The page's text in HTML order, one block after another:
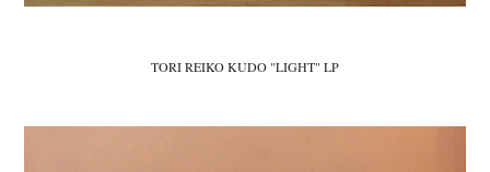
TORI REIKO KUDO "LIGHT" LP